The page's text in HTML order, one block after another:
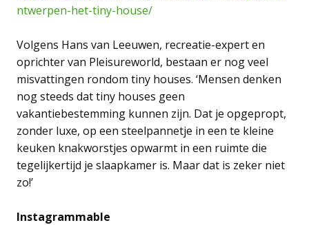
ntwerpen-het-tiny-house/
Volgens Hans van Leeuwen, recreatie-expert en
oprichter van Pleisureworld, bestaan er nog veel
misvattingen rondom tiny houses. ‘Mensen denken
nog steeds dat tiny houses geen
vakantiebestemming kunnen zijn. Dat je opgepropt,
zonder luxe, op een steelpannetje in een te kleine
keuken knakworstjes opwarmt in een ruimte die
tegelijkertijd je slaapkamer is. Maar dat is zeker niet
zo!’
Instagrammable